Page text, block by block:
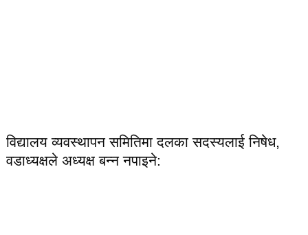
विद्यालय व्यवस्थापन समितिमा दलका सदस्यलाई निषेध,
वडाध्यक्षले अध्यक्ष बन्न नपाइने: